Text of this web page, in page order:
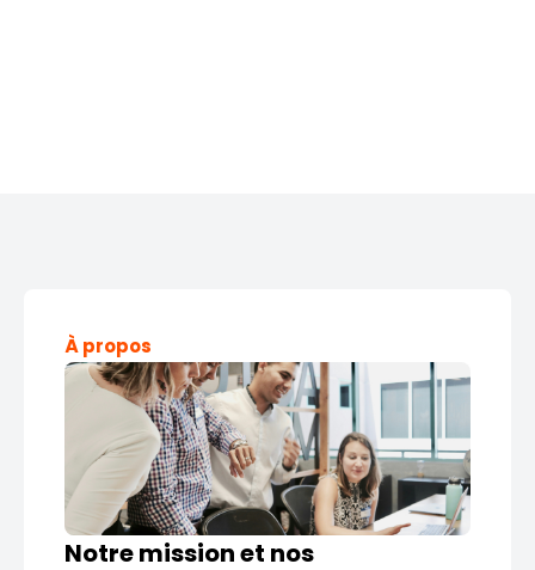
À propos
Notre mission et nos